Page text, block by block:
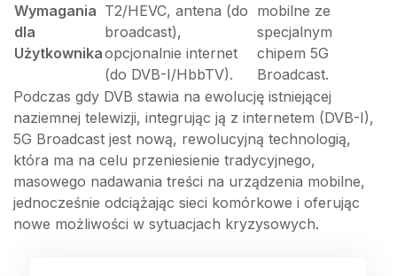
Wymagania
dla
Użytkownika
T2/HEVC, antena (do
broadcast),
opcjonalnie internet
(do DVB-I/HbbTV).
mobilne ze
specjalnym
chipem 5G
Broadcast.
Podczas gdy DVB stawia na ewolucję istniejącej
naziemnej telewizji, integrując ją z internetem (DVB-I),
5G Broadcast jest nową, rewolucyjną technologią,
która ma na celu przeniesienie tradycyjnego,
masowego nadawania treści na urządzenia mobilne,
jednocześnie odciążając sieci komórkowe i oferując
nowe możliwości w sytuacjach kryzysowych.